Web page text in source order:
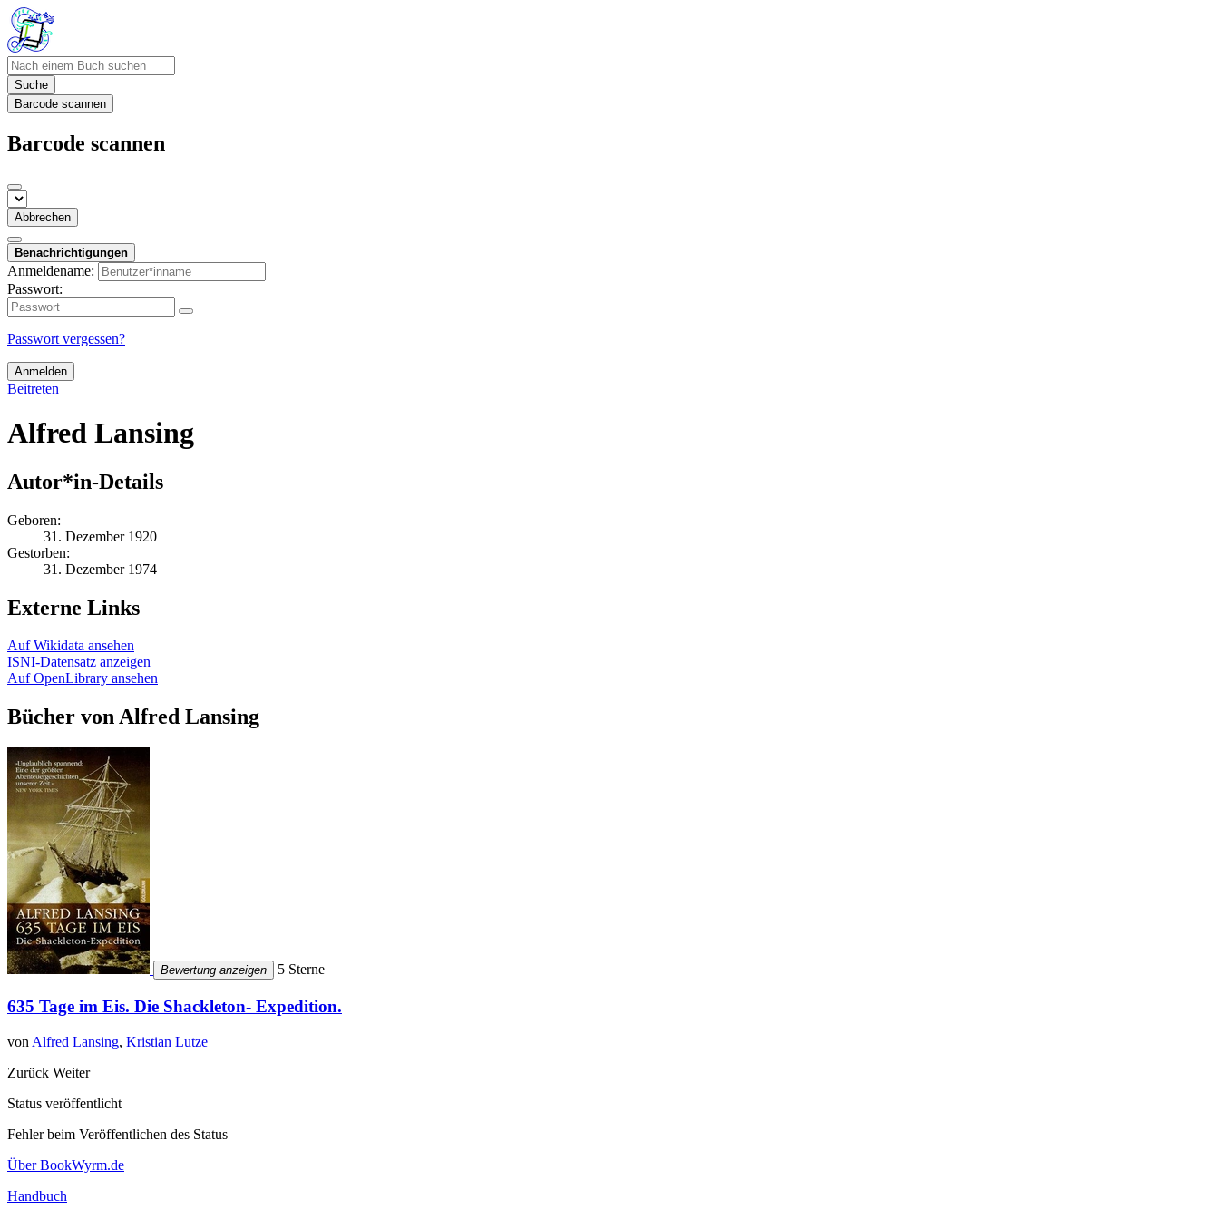
Suche
Barcode scannen
Barcode scannen
Abbrechen
Benachrichtigungen
Anmeldename:
Passwort:
Passwort vergessen?
Anmelden
Beitreten
Alfred Lansing
Autor*in-Details
Geboren:
31. Dezember 1920
Gestorben:
31. Dezember 1974
Externe Links
Auf Wikidata ansehen
ISNI-Datensatz anzeigen
Auf OpenLibrary ansehen
Bücher von Alfred Lansing
Bewertung anzeigen 5 Sterne
635 Tage im Eis. Die Shackleton- Expedition.
von Alfred Lansing, Kristian Lutze
Zurück Weiter
Status veröffentlicht
Fehler beim Veröffentlichen des Status
Über BookWyrm.de
Handbuch